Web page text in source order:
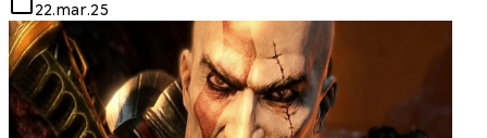
22.mar.25